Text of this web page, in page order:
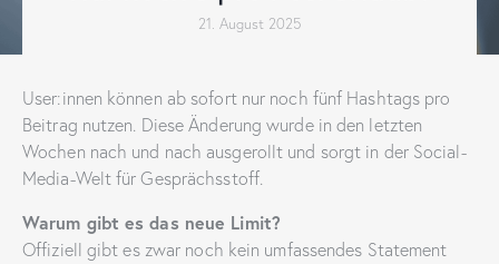
21. August 2025
User:innen können ab sofort nur noch fünf Hashtags pro
Beitrag nutzen. Diese Änderung wurde in den letzten
Wochen nach und nach ausgerollt und sorgt in der Social-
Media-Welt für Gesprächsstoff.
Warum gibt es das neue Limit?
Offiziell gibt es zwar noch kein umfassendes Statement